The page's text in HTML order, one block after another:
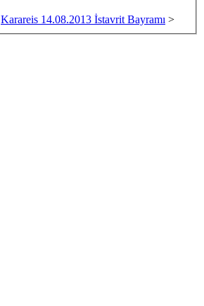
Karareis 14.08.2013 İstavrit Bayramı >